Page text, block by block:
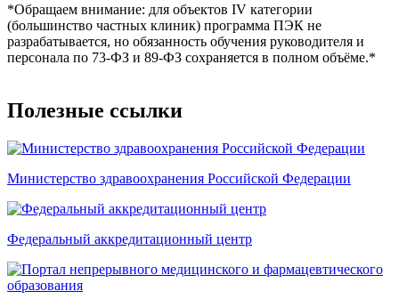
*Обращаем внимание: для объектов IV категории
(большинство частных клиник) программа ПЭК не
разрабатывается, но обязанность обучения руководителя и
персонала по 73-ФЗ и 89-ФЗ сохраняется в полном объёме.*
Полезные ссылки
Министерство здравоохранения Российской Федерации
Федеральный аккредитационный центр